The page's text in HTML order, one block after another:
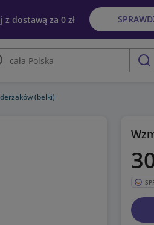
dostawą za 0 zł
(belki)